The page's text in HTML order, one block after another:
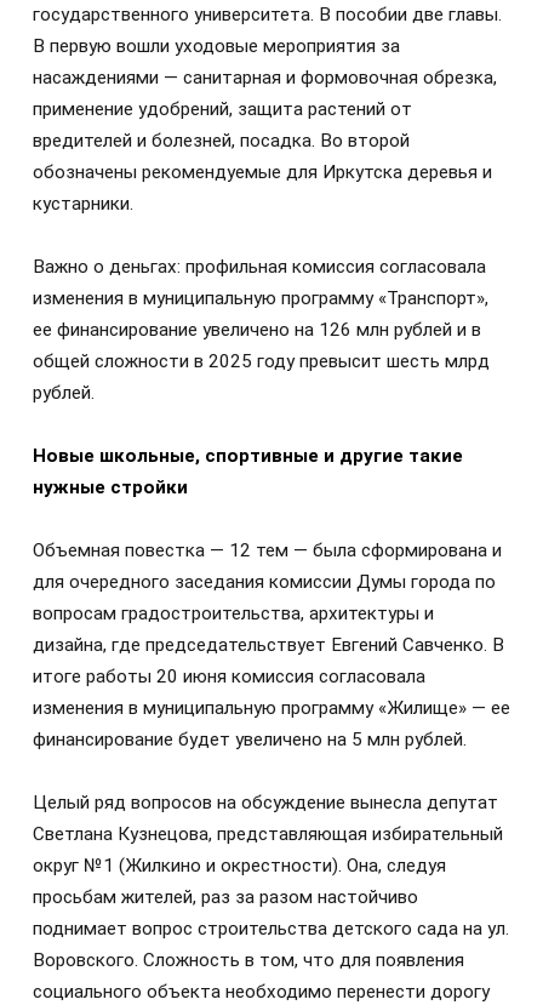
государственного университета. В пособии две главы.
В первую вошли уходовые мероприятия за
насаждениями — санитарная и формовочная обрезка,
применение удобрений, защита растений от
вредителей и болезней, посадка. Во второй
обозначены рекомендуемые для Иркутска деревья и
кустарники.
Важно о деньгах: профильная комиссия согласовала
изменения в муниципальную программу «Транспорт»,
ее финансирование увеличено на 126 млн рублей и в
общей сложности в 2025 году превысит шесть млрд
рублей.
Новые школьные, спортивные и другие такие
нужные стройки
Объемная повестка — 12 тем — была сформирована и
для очередного заседания комиссии Думы города по
вопросам градостроительства, архитектуры и
дизайна, где председательствует Евгений Савченко. В
итоге работы 20 июня комиссия согласовала
изменения в муниципальную программу «Жилище» — ее
финансирование будет увеличено на 5 млн рублей.
Целый ряд вопросов на обсуждение вынесла депутат
Светлана Кузнецова, представляющая избирательный
округ №1 (Жилкино и окрестности). Она, следуя
просьбам жителей, раз за разом настойчиво
поднимает вопрос строительства детского сада на ул.
Воровского. Сложность в том, что для появления
социального объекта необходимо перенести дорогу